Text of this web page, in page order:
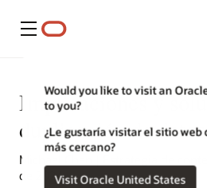
Menú
Would you like to visit an
to you?
¿Le gustaría visitar el sitio web
más cercano?
Visit Oracle United States
Implicaciones y
duplicación de datos
Michael Chen | Estrategia de
de 2024